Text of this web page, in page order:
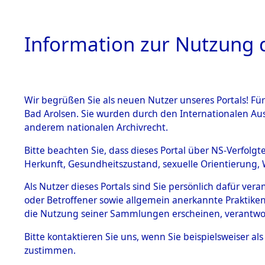
HOME
BESTÄNDE
Inhaftierungsdoku
mente
5. Verschiedenes
Todesmärsche
5.3.1 Alliierte
Information zur Nutzung
Wir begrüßen Sie als neuen Nutzer unseres Portals!
Bad Arolsen. Sie wurden durch den Internationalen
anderem nationalen Archivrecht.
Bitte beachten Sie, dass dieses Portal über NS-
Herkunft, Gesundheitszustand, sexuelle
Als Nutzer dieses Portals sind Sie persönlich dafür
oder Betroffener sowie allgemein anerkannte
die Nutzung seiner Sammlungen erscheinen,
Bitte kontaktieren Sie uns, wenn Sie beispielsweiser
zustimmen.